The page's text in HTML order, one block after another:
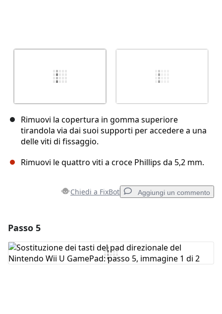
Rimuovi la copertura in gomma superiore
tirandola via dai suoi supporti per accedere a una
delle viti di fissaggio.
Rimuovi le quattro viti a croce Phillips da 5,2 mm.
Chiedi a FixBot Aggiungi un commento
Aggiungi Commento
Passo 5